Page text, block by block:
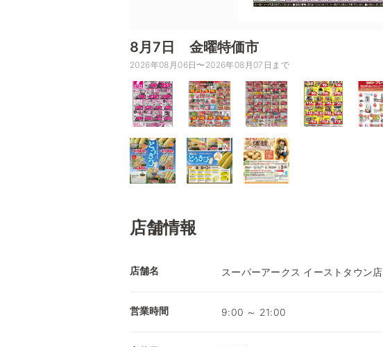
8月7日 金曜特価市
2026年08月06日〜2026年08月07日まで
店舗情報
店舗名 スーパーアークス イーストタウン店
営業時間 9:00 ～ 21:00